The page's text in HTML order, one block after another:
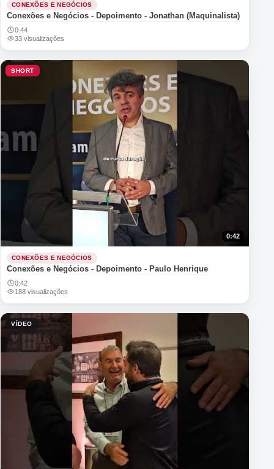
CONEXÕES E NEGÓCIOS
Conexões e Negócios - Depoimento - Jonathan (Maquinalista)
0:44
33 visualizações
SHORT
0:42
CONEXÕES E NEGÓCIOS
Conexões e Negócios - Depoimento - Paulo Henrique
0:42
188 visualizações
VÍDEO